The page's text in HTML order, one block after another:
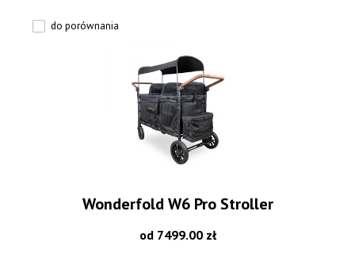
do porównania
Wonderfold W6 Pro Stroller
od 7499.00 zł